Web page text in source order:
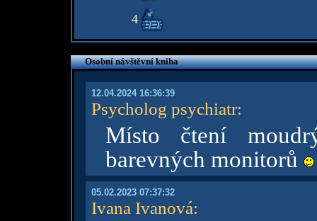
4
Osobní návštěvní kniha
12.04.2024 16:36:39
Psycholog psychiatr:
Místo čtení
barevných monitorů
05.02.2023 07:37:32
Ivana Ivanová: